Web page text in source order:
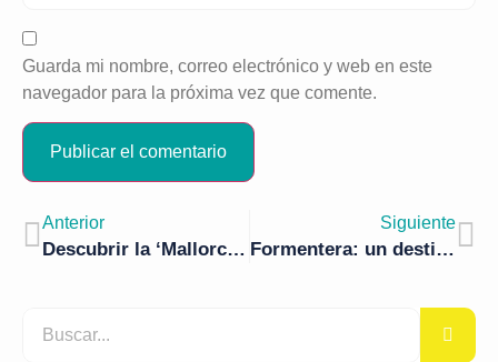
Guarda mi nombre, correo electrónico y web en este
navegador para la próxima vez que comente.
Anterior
Descubrir la ‘Mallorca alternativa’: opciones de deporte aventura
Siguiente
Formentera: un destino 10 para el verano